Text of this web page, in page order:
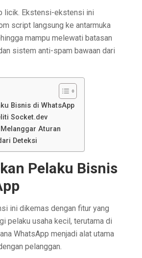
licik. Ekstensi-ekstensi ini
script langsung ke antarmuka
mampu melewati batasan
sistem anti-spam bawaan dari
Bisnis di WhatsApp
Socket.dev
Aturan
Deteksi
Pelaku Bisnis
ini dikemas dengan fitur yang
pelaku usaha kecil, terutama di
WhatsApp menjadi alat utama
pelanggan.